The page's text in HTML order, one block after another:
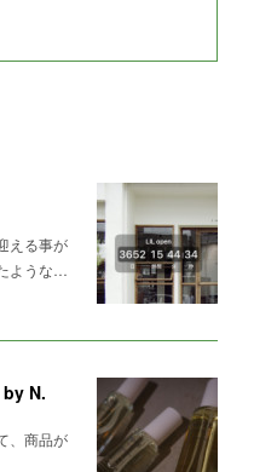
える事が
ような…
by N.
、商品が